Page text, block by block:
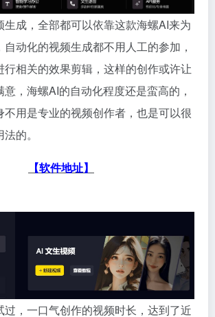
生成，全部都可以依靠这款海螺AI来为
动化的视频生成都不用人工的参加，
行相关的效果剪辑，这样的创作或许让
，海螺AI的自动化程度还是蛮高的，
不用是专业的视频创作者，也是可以很
的。
【软件地址】
过，一口气创作的视频时长，达到了近